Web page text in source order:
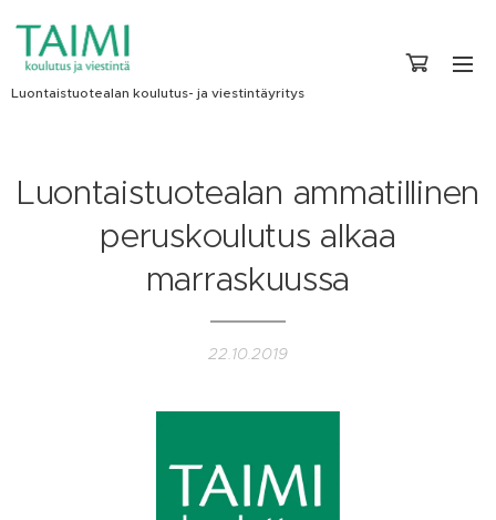
Luontaistuotealan koulutus- ja viestintäyritys
Luontaistuotealan ammatillinen
peruskoulutus alkaa
marraskuussa
22.10.2019